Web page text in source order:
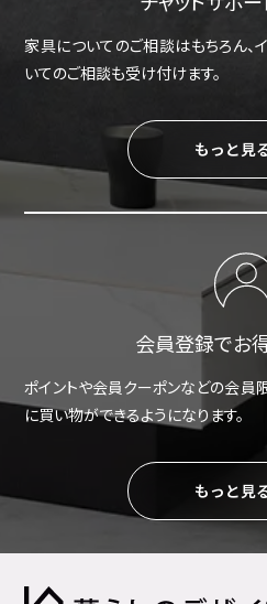
家具についてのご相談はもちろん、
いてのご相談も受け付けます。
もっと見
会員登録でお
ポイントや会員クーポンなどの会員
に買い物ができるようになります。
もっと見